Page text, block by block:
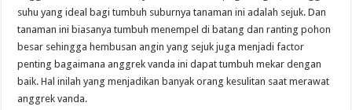
suhu yang ideal bagi tumbuh suburnya tanaman ini adalah sejuk. Dan
tanaman ini biasanya tumbuh menempel di batang dan ranting pohon
besar sehingga hembusan angin yang sejuk juga menjadi factor
penting bagaimana anggrek vanda ini dapat tumbuh mekar dengan
baik. Hal inilah yang menjadikan banyak orang kesulitan saat merawat
anggrek vanda.